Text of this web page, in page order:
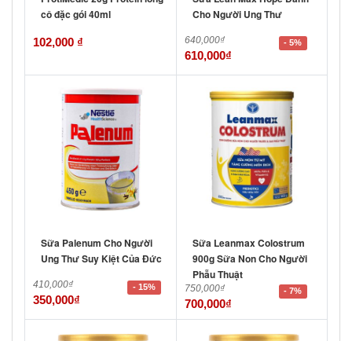
cô đặc gói 40ml
102,000 ₫
Cho Người Ung Thư
640,000₫
610,000₫
- 5%
Sữa Palenum Cho Người
Ung Thư Suy Kiệt Của Đức
410,000₫
350,000₫
- 15%
Sữa Leanmax Colostrum
900g Sữa Non Cho Người
Phẫu Thuật
750,000₫
700,000₫
- 7%